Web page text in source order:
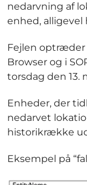
nedarvning af
enhed,
Fejlen optræder
Browser og i
torsdag den 13.
Enheder, der
nedarvet
historikrække
Eksempel på